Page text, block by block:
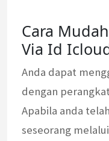
Cara
Via Id
Anda dapat
dengan
Apabila anda
seseorang